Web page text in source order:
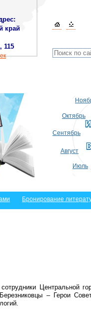
край
Июль
Август
Сентябрь
Октябрь
Бронирование
Центральной
– Герои